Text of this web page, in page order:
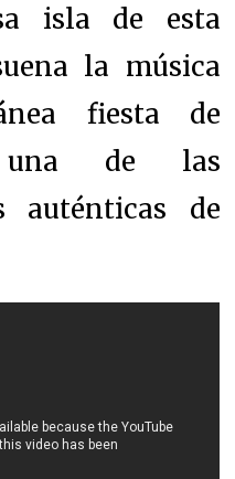
isla de esta
la música
fiesta de
una de las
auténticas de